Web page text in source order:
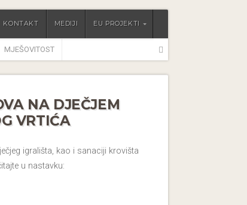
KONTAKT MEDIJI EU PROJEKTI
MJEŠOVITOST
NA DJEČJEM
VRTIĆA
igrališta, kao i sanaciji krovišta
u nastavku: